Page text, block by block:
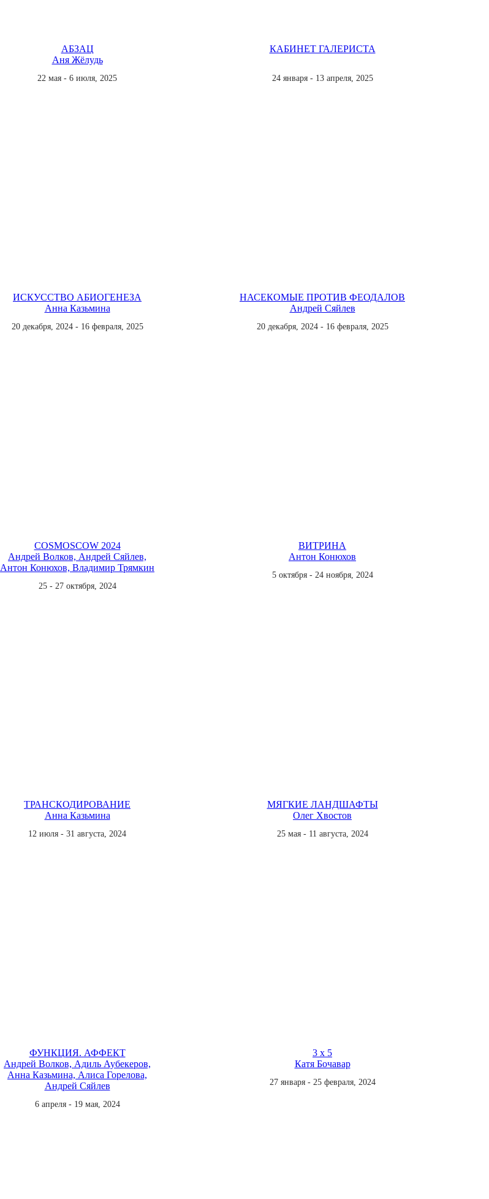
АБЗАЦ
Аня Жёлудь
22 мая - 6 июля, 2025
КАБИНЕТ ГАЛЕРИСТА
24 января - 13 апреля, 2025
ИСКУССТВО АБИОГЕНЕЗА
Анна Казьмина
20 декабря, 2024 - 16 февраля, 2025
НАСЕКОМЫЕ ПРОТИВ ФЕОДАЛОВ
Андрей Сяйлев
20 декабря, 2024 - 16 февраля, 2025
COSMOSCOW 2024
Андрей Волков, Андрей Сяйлев,
Антон Конюхов, Владимир Трямкин
25 - 27 октября, 2024
ВИТРИНА
Антон Конюхов
5 октября - 24 ноября, 2024
ТРАНСКОДИРОВАНИЕ
Анна Казьмина
12 июля - 31 августа, 2024
МЯГКИЕ ЛАНДШАФТЫ
Олег Хвостов
25 мая - 11 августа, 2024
ФУНКЦИЯ. АФФЕКТ
Андрей Волков, Адиль Аубекеров,
Анна Казьмина, Алиса Горелова,
Андрей Сяйлев
6 апреля - 19 мая, 2024
3 х 5
Катя Бочавар
27 января - 25 февраля, 2024